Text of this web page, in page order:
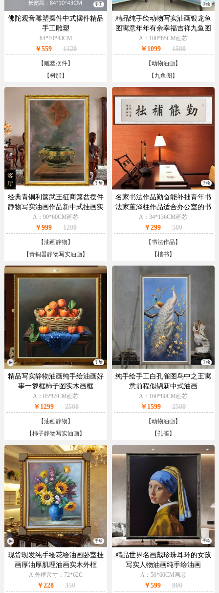
手工
佛陀观音雕塑摆件中式摆件精品
手工雕塑
84*10*43CM
￥559 1120
【雕塑摆件】
【树脂】
手绘
精品纯手绘动物写实油画银龙鱼
图寓意年年有余幸福吉祥九鱼图
A：100*65CM画芯
￥1099 1500
【动物油画】
【九鱼图】
手绘
经典青铜利簋武王征商簋盆摆件
静物写实油画作品新中式挂画实
木画框
A：90*60CM画芯
￥999 1200
【油画静物 】
【青铜器静物写实油画】
手绘
名家书法作品勤奋能补拙青年书
法家董泽柱作品适合办公室的书
法作品
A：34*136CM画芯
￥299 500
【书法作品 】
【楷书】
手绘
精品写实静物油画纯手绘油画好
事一箩框柿子图实木画框
A：85*85CM画芯
￥1299 2500
【油画静物】
【柿子静物写实油画】
手绘
纯手绘手工白孔雀图鸟中之王寓
意前程似锦新中式油画
A：160*80CM画芯
￥1599 2500
【动物油画】
【孔雀】
手绘
现货现发纯手绘花绘油画卧室挂
画厚油厚肌理油画实木外框
A:外框尺寸：72*62C
￥228 350
手绘
精品世界名画戴珍珠耳环的女孩
写实人物油画纯手绘油画
A：50*60CM画芯
￥599 800